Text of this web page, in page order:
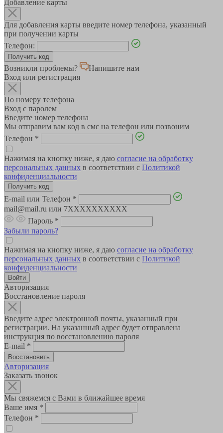
Добавление карты
Для добавления карты введите номер телефона, указанный
при получении карты
Телефон:
Возникли проблемы?
Напишите нам
Вход или регистрация
По номеру телефона
Вход с паролем
Введите номер телефона
Мы отправим вам код в смс на телефон или позвоним
Телефон *
Нажимая на кнопку ниже, я даю согласие на обработку
персональных данных в соответствии с Политикой
конфиденциальности
E-mail или Телефон *
mail@mail.ru или 7XXXXXXXXXX
Пароль *
Забыли пароль?
Нажимая на кнопку ниже, я даю согласие на обработку
персональных данных в соответствии с Политикой
конфиденциальности
Авторизация
Восстановление пароля
Введите адрес электронной почты, указанный при
регистрации. На указанный адрес будет отправлена
инструкция по восстановлению пароля
E-mail *
Авторизация
Заказать звонок
Мы свяжемся с Вами в ближайшее время
Ваше имя *
Телефон *